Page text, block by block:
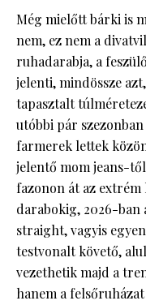
Még mielőtt bárki is
nem, ez nem a
ruhadarabja, a
jelenti, mindössze
tapasztalt
utóbbi pár
farmerek lettek
jelentő mom jeans-
fazonon át az extrém
darabokig, 2026-ban
straight, vagyis
testvonalt követő,
vezethetik majd a
hanem a